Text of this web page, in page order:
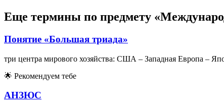
Еще термины по предмету
Понятие «Большая триада»
три центра мирового хозяйства: США – Западная Европа –
🌟 Рекомендуем тебе
АНЗЮС